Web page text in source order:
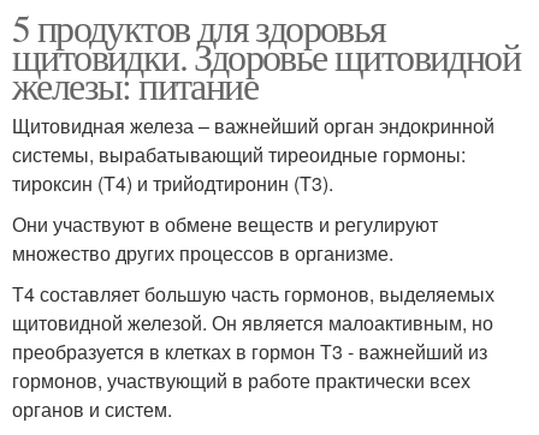
5 продуктов для здоровья
щитовидки. Здоровье щитовидной
железы: питание
Щитовидная железа – важнейший орган эндокринной
системы, вырабатывающий тиреоидные гормоны:
тироксин (T4) и трийодтиронин (T3).
Они участвуют в обмене веществ и регулируют
множество других процессов в организме.
Т4 составляет большую часть гормонов, выделяемых
щитовидной железой. Он является малоактивным, но
преобразуется в клетках в гормон Т3 - важнейший из
гормонов, участвующий в работе практически всех
органов и систем.